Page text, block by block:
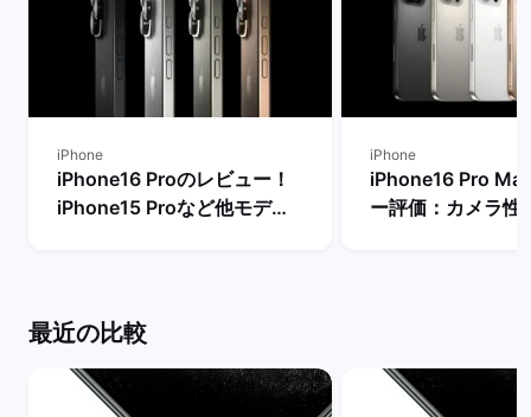
iPhone
iPhone16 Proのレビュー！
iPhone15 Proなど他モデル
iPhone
iPhone16 Pro
ー評価：カメラ性
最近の比較